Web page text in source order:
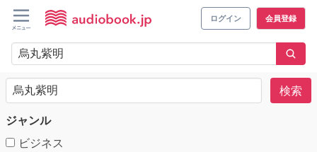
ログイン 会員登録
検索
ジャンル
ビジネス